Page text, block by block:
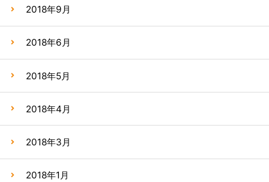
2018年9月
2018年6月
2018年5月
2018年4月
2018年3月
2018年1月